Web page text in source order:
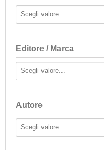
Editore / Marca
Autore